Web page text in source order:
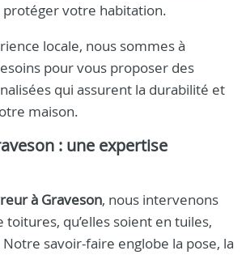
votre habitation.
locale, nous sommes à
pour vous proposer des
qui assurent la durabilité et
maison.
: une expertise
à Graveson, nous intervenons
toitures, qu’elles soient en tuiles,
savoir-faire englobe la pose, la